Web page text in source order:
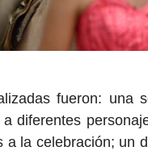
fueron: una
diferentes
a la celebración; un